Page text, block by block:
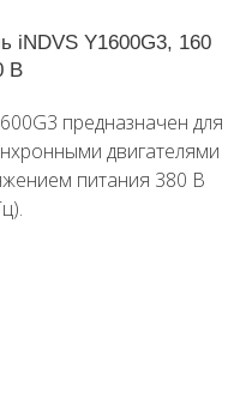
iNDVS Y1600G3, 160
В
предназначен для
двигателями
питания 380 В